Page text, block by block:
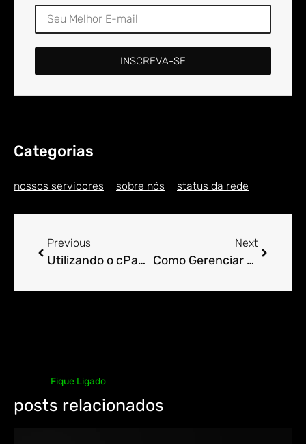
INSCREVA-SE
Categorias
nossos servidores sobre nós status da rede
Previous
Utilizando o cPanel para Construir Landing Pages Eficazes.
Next
Como Gerenciar Atributos de Pesquisa Orgânica com cPanel.
Fique Ligado
posts relacionados